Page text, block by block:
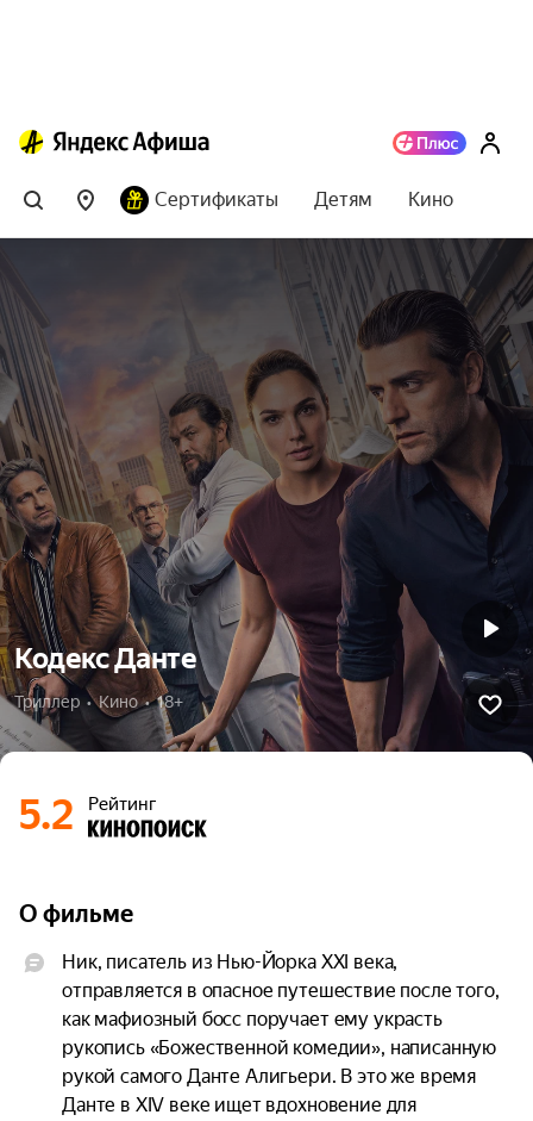
Сертификаты Детям Кино
Кодекс Данте
Триллер  •  Кино  •  18+
5.2 Рейтинг
О фильме
Ник, писатель из Нью-Йорка XXI века,
отправляется в опасное путешествие после того,
как мафиозный босс поручает ему украсть
рукопись «Божественной комедии», написанную
рукой самого Данте Алигьери. В это же время
Данте в XIV веке ищет вдохновение для